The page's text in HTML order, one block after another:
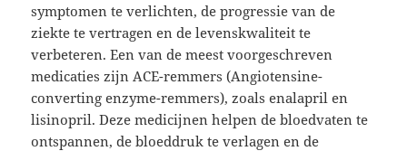
symptomen te verlichten, de progressie van de
ziekte te vertragen en de levenskwaliteit te
verbeteren. Een van de meest voorgeschreven
medicaties zijn ACE-remmers (Angiotensine-
converting enzyme-remmers), zoals enalapril en
lisinopril. Deze medicijnen helpen de bloedvaten te
ontspannen, de bloeddruk te verlagen en de